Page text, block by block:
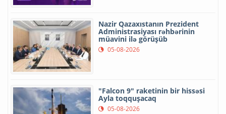
Nazir Qazaxıstanın Prezident
Administrasiyası rəhbərinin
müavini ilə görüşüb
05-08-2026
"Falcon 9" raketinin bir hissəsi
Ayla toqquşacaq
05-08-2026